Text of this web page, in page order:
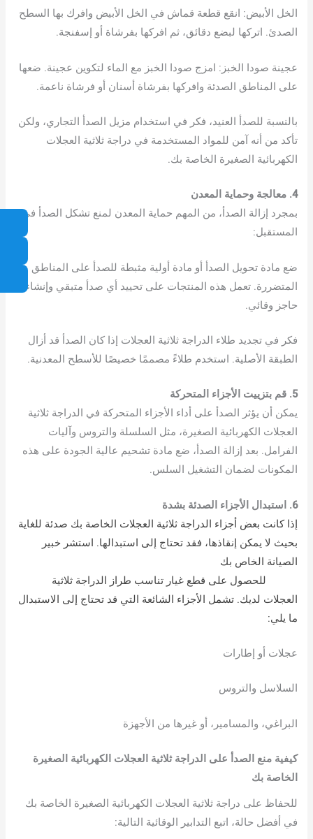
الخل الأبيض: انقع قطعة قماش في الخل الأبيض وافرك بها السطح
الصدئ. اتركها لبضع دقائق، ثم افركها بفرشاة أو إسفنجة.
عجينة صودا الخبز: امزج صودا الخبز مع الماء لتكوين عجينة. ضعها
على المناطق الصدئة وافركها بفرشاة أسنان أو فرشاة ناعمة.
بالنسبة للصدأ العنيد، فكر في استخدام مزيل الصدأ التجاري، ولكن
تأكد من أنه آمن للمواد المستخدمة في دراجة ثلاثية العجلات
الكهربائية الصغيرة الخاصة بك.
4. معالجة وحماية المعدن
بمجرد إزالة الصدأ، من المهم حماية المعدن لمنع تشكل الصدأ في
المستقبل:
ضع مادة تحويل الصدأ أو مادة أولية مثبطة للصدأ على المناطق
المتضررة. تعمل هذه المنتجات على تحييد أي صدأ متبقي وإنشاء
حاجز وقائي.
فكر في تجديد طلاء الدراجة ثلاثية العجلات إذا كان الصدأ قد أزال
الطبقة الأصلية. استخدم طلاءً مصممًا خصيصًا للأسطح المعدنية.
5. قم بتزييت الأجزاء المتحركة
يمكن أن يؤثر الصدأ على أداء الأجزاء المتحركة في الدراجة ثلاثية
العجلات الكهربائية الصغيرة، مثل السلسلة والتروس وآليات
الفرامل. بعد إزالة الصدأ، ضع مادة تشحيم عالية الجودة على هذه
المكونات لضمان التشغيل السلس.
6. استبدال الأجزاء الصدئة بشدة
إذا كانت بعض أجزاء الدراجة ثلاثية العجلات الخاصة بك صدئة للغاية
بحيث لا يمكن إنقاذها، فقد تحتاج إلى استبدالها. استشر خبير
الصيانة الخاص بك
للحصول على قطع غيار تناسب طراز الدراجة ثلاثية
العجلات لديك. تشمل الأجزاء الشائعة التي قد تحتاج إلى الاستبدال
ما يلي:
عجلات أو إطارات
السلاسل والتروس
البراغي، والمسامير، أو غيرها من الأجهزة
كيفية منع الصدأ على الدراجة ثلاثية العجلات الكهربائية الصغيرة
الخاصة بك
للحفاظ على دراجة ثلاثية العجلات الكهربائية الصغيرة الخاصة بك
في أفضل حالة، اتبع التدابير الوقائية التالية: